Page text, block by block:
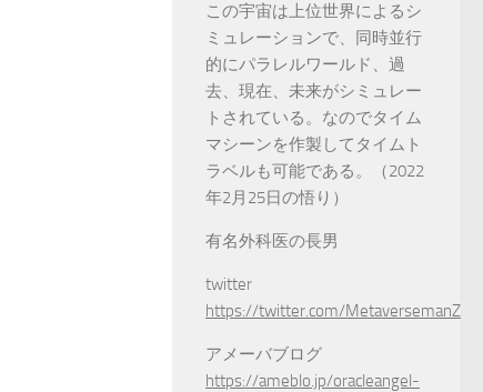
この宇宙は上位世界によるシ
ミュレーションで、同時並行
的にパラレルワールド、過
去、現在、未来がシミュレー
トされている。なのでタイム
マシーンを作製してタイムト
ラベルも可能である。（2022
年2月25日の悟り）
有名外科医の長男
twitter
https://twitter.com/MetaversemanZ
アメーバブログ
https://ameblo.jp/oracleangel-